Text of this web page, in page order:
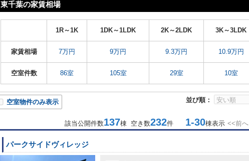
東千葉の家賃相場
1R～1K 1DK～1LDK 2K～2LDK 3K～3LDK
家賃相場 7万円 9万円 9.3万円 10.9万円
空室件数 86室 105室 29室 10室
並び順：
空室物件のみ表示
該当公開件数137棟 空き数232件 1-30棟表示 <<前へ
パークサイドヴィレッジ